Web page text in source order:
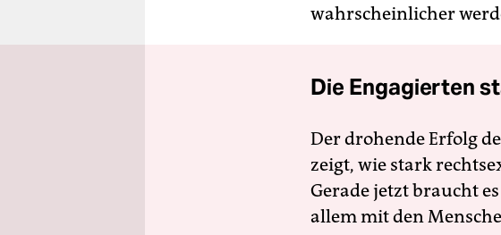
wahrscheinlicher
Die Engagierten
Der drohende Erfolg
zeigt, wie stark
Gerade jetzt braucht
allem mit den